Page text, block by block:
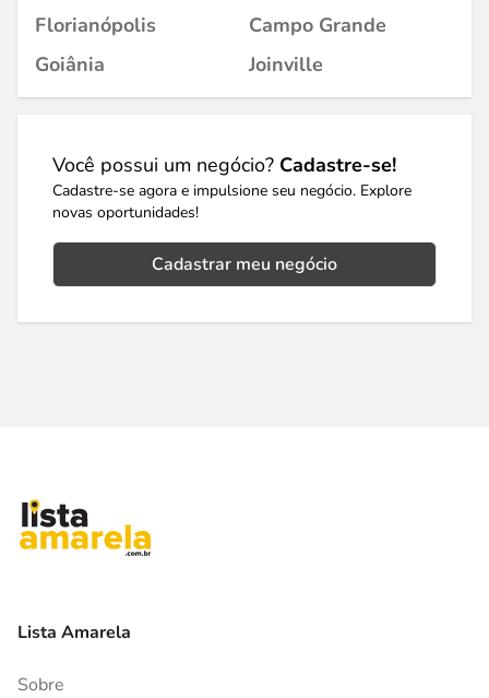
Florianópolis
Campo Grande
Goiânia
Joinville
Você possui um negócio? Cadastre-se!
Cadastre-se agora e impulsione seu negócio. Explore
novas oportunidades!
Cadastrar meu negócio
Lista Amarela
Sobre